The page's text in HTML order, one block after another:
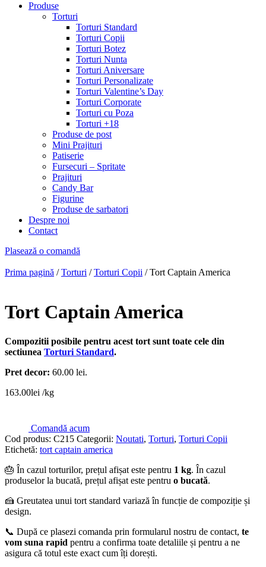
Produse
Torturi
Torturi Standard
Torturi Copii
Torturi Botez
Torturi Nunta
Torturi Aniversare
Torturi Personalizate
Torturi Valentine’s Day
Torturi Corporate
Torturi cu Poza
Torturi +18
Produse de post
Mini Prajituri
Patiserie
Fursecuri – Spritate
Prajituri
Candy Bar
Figurine
Produse de sarbatori
Despre noi
Contact
Plasează o comandă
Prima pagină /Torturi /Torturi Copii / Tort Captain America
Tort Captain America
Compozitii posibile pentru acest tort sunt toate cele din
sectiunea Torturi Standard.
Pret decor: 60.00 lei.
163.00lei /kg
Comandă acum
Cod produs: C215 Categorii: Noutati, Torturi, Torturi Copii
Etichetă: tort captain america
🎂 În cazul torturilor, prețul afișat este pentru 1 kg. În cazul
produselor la bucată, prețul afișat este pentru o bucată.
🍰 Greutatea unui tort standard variază în funcție de compoziție și
design.
📞 După ce plasezi comanda prin formularul nostru de contact, te
vom suna rapid pentru a confirma toate detaliile și pentru a ne
asigura că totul este exact cum îți dorești.